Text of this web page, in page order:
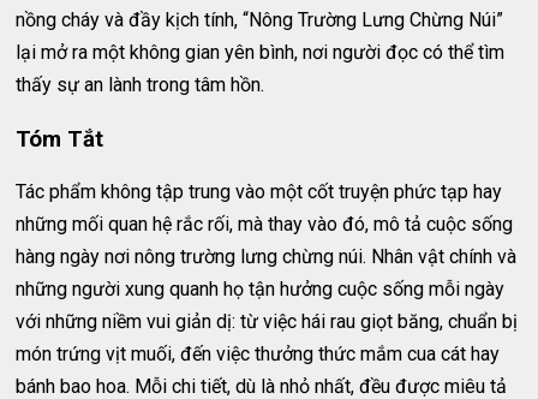
nồng cháy và đầy kịch tính, “Nông Trường Lưng Chừng Núi”
lại mở ra một không gian yên bình, nơi người đọc có thể tìm
thấy sự an lành trong tâm hồn.
Tóm Tắt
Tác phẩm không tập trung vào một cốt truyện phức tạp hay
những mối quan hệ rắc rối, mà thay vào đó, mô tả cuộc sống
hàng ngày nơi nông trường lưng chừng núi. Nhân vật chính và
những người xung quanh họ tận hưởng cuộc sống mỗi ngày
với những niềm vui giản dị: từ việc hái rau giọt băng, chuẩn bị
món trứng vịt muối, đến việc thưởng thức mắm cua cát hay
bánh bao hoa. Mỗi chi tiết, dù là nhỏ nhất, đều được miêu tả